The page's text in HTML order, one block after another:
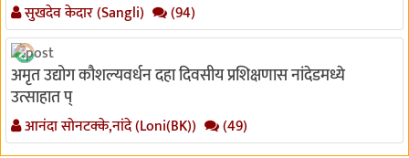
सुखदेव केदार (Sangli) (94)
अमृत उद्योग कौशल्यवर्धन दहा दिवसीय प्रशिक्षणास नांदेडमध्ये
उत्साहात प्
आनंदा सोनटक्के,नांदे (Loni(BK)) (49)